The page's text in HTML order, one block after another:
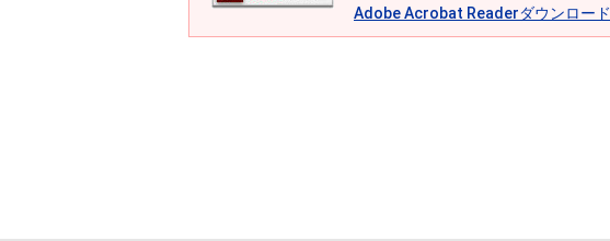
Adobe Acrobat Readerダウンロード